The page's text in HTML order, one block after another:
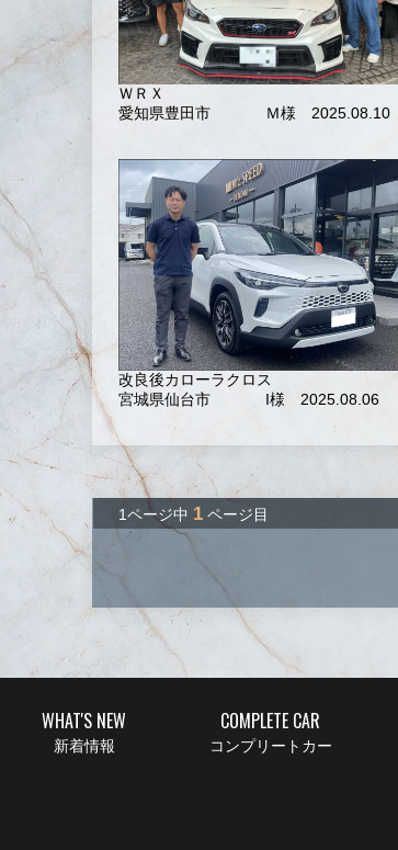
ＷＲＸ
愛知県豊田市
Ｍ様 2025.08.10
改良後カローラクロス
宮城県仙台市
I様 2025.08.06
1ページ中 1 ページ目
WHAT'S NEW
新着情報
COMPLETE CAR
コンプリートカー